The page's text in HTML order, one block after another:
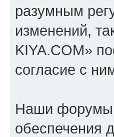
разумным
изменений,
KIYA.COM»
согласие с
Наши форумы
обеспечения